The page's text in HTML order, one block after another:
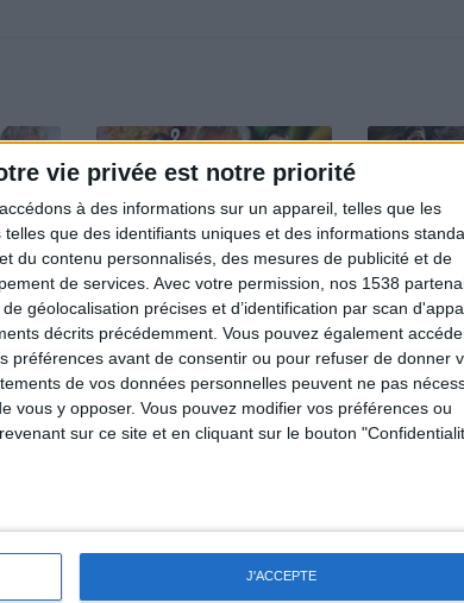
vie privée est notre priorité
à des informations sur un appareil, telles que les
que des identifiants uniques et des informations
du contenu personnalisés, des mesures de publicité et de
de services. Avec votre permission, nos 1538
géolocalisation précises et d’identification par scan
décrits précédemment. Vous pouvez également
préférences avant de consentir ou pour refuser de donner
de vos données personnelles peuvent ne pas
vous y opposer. Vous pouvez modifier vos préférences ou
sur ce site et en cliquant sur le bouton
J'ACCEPTE
Et après la perte de poids ?
Je fais comment ?
Maigrir
devez